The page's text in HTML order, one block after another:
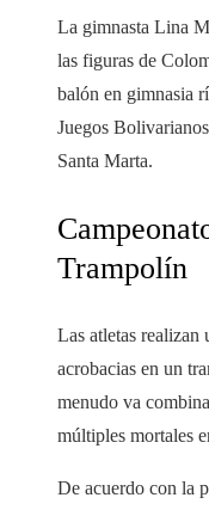
La gimnasta Lina
las figuras de
balón en gimnasia
Juegos
Santa Marta.
Trampolín
Las atletas realizan
acrobacias en un
menudo va
múltiples mortales
De acuerdo con la